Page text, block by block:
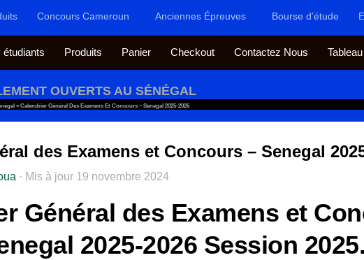
Concours Cameroun Anciennes Épreuves Bourse d’étude
étudiants Produits Panier Checkout Contactez Nous
OUVERTS AU SÉNÉGAL
» Calendrier Général Des Examens Et Concours – Senegal 2025-2026
des Examens et Concours – Senegal
· Mis à jour 19 novembre 2024
Général des Examens et
2025-2026 Session